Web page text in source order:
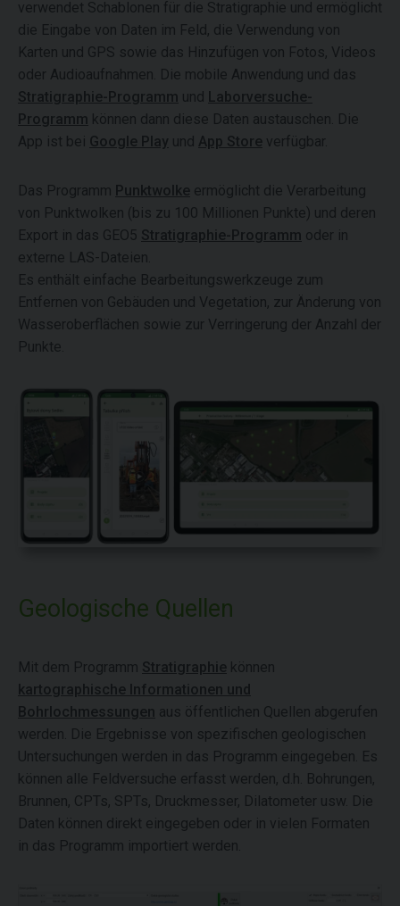
verwendet Schablonen für die Stratigraphie und ermöglicht
die Eingabe von Daten im Feld, die Verwendung von
Karten und GPS sowie das Hinzufügen von Fotos, Videos
oder Audioaufnahmen. Die mobile Anwendung und das
Stratigraphie-Programm und Laborversuche-
Programm können dann diese Daten austauschen. Die
App ist bei Google Play und App Store verfügbar.
Das Programm Punktwolke ermöglicht die Verarbeitung
von Punktwolken (bis zu 100 Millionen Punkte) und deren
Export in das GEO5 Stratigraphie-Programm oder in
externe LAS-Dateien.
Es enthält einfache Bearbeitungswerkzeuge zum
Entfernen von Gebäuden und Vegetation, zur Änderung von
Wasseroberflächen sowie zur Verringerung der Anzahl der
Punkte.
Geologische Quellen
Mit dem Programm Stratigraphie können
kartographische Informationen und
Bohrlochmessungen aus öffentlichen Quellen abgerufen
werden. Die Ergebnisse von spezifischen geologischen
Untersuchungen werden in das Programm eingegeben. Es
können alle Feldversuche erfasst werden, d.h. Bohrungen,
Brunnen, CPTs, SPTs, Druckmesser, Dilatometer usw. Die
Daten können direkt eingegeben oder in vielen Formaten
in das Programm importiert werden.